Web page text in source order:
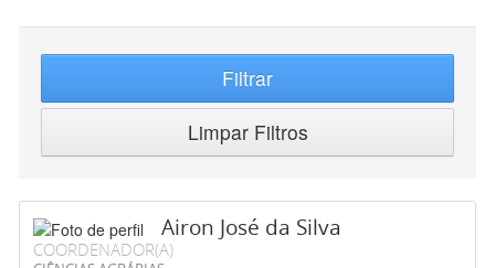
Filtrar
Limpar Filtros
Airon José da Silva
COORDENADOR(A)